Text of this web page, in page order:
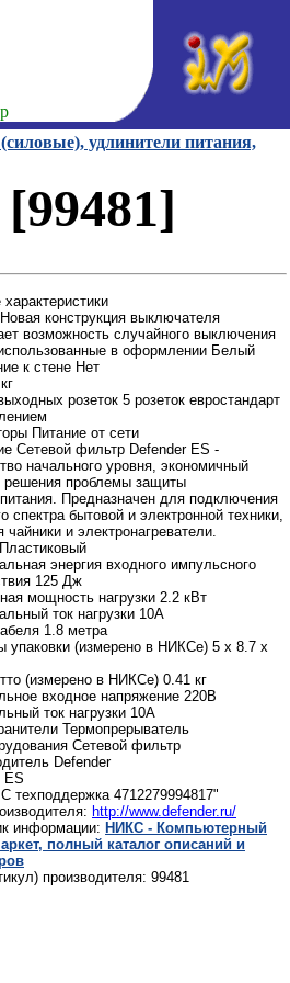
удлинители питания,
конструкция выключателя
возможность случайного выключения
в оформлении Белый
к стене Нет
розеток 5 розеток евростандарт
Питание от сети
Сетевой фильтр Defender ES -
начального уровня, экономичный
решения проблемы защиты
Предназначен для подключения
спектра бытовой и электронной техники,
чайники и электронагреватели.
энергия входного импульсного
125 Дж
мощность нагрузки 2.2 кВт
ток нагрузки 10А
1.8 метра
упаковки (измерено в НИКСе) 5 x 8.7 x
(измерено в НИКСе) 0.41 кг
входное напряжение 220В
ток нагрузки 10А
Термопрерыватель
Сетевой фильтр
Defender
ES
техподдержка 4712279994817"
http://www.defender.ru/
информации: НИКС - Компьютерный
полный каталог описаний и
производителя: 99481